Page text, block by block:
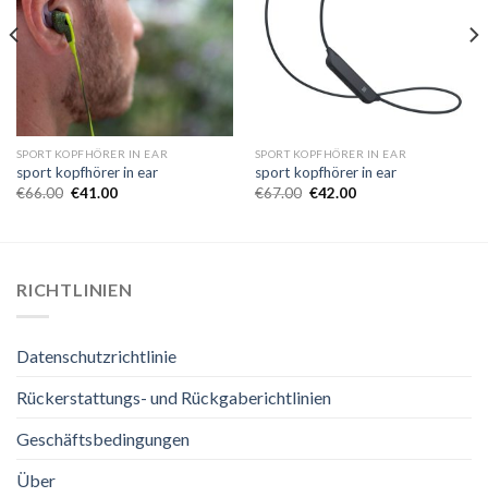
SPORT KOPFHÖRER IN EAR
sport kopfhörer in ear
€66.00 €41.00
SPORT KOPFHÖRER IN EAR
sport kopfhörer in ear
€67.00 €42.00
RICHTLINIEN
Datenschutzrichtlinie
Rückerstattungs- und Rückgaberichtlinien
Geschäftsbedingungen
Über